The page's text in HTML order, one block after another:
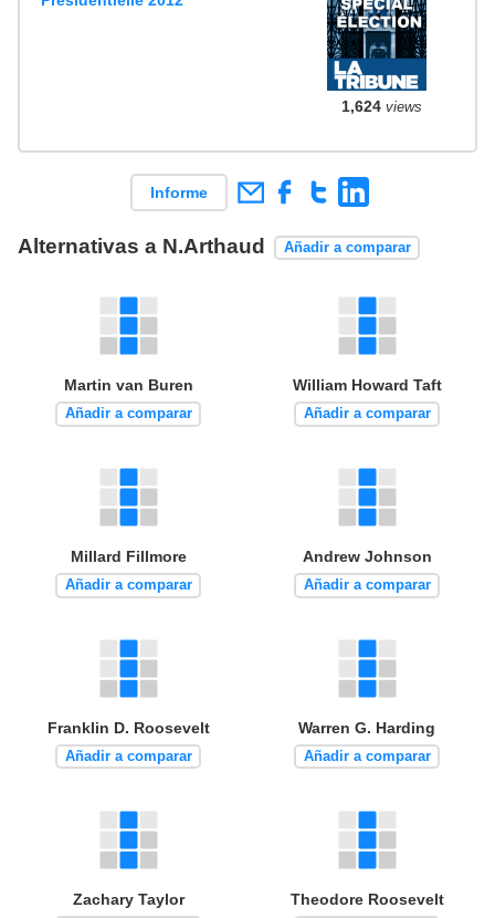
1,624views
Informe
Alternativas a N.Arthaud Añadir a comparar
Martin van Buren
Añadir a comparar
William Howard Taft
Añadir a comparar
Millard Fillmore
Añadir a comparar
Andrew Johnson
Añadir a comparar
Franklin D. Roosevelt
Añadir a comparar
Warren G. Harding
Añadir a comparar
Zachary Taylor Theodore Roosevelt